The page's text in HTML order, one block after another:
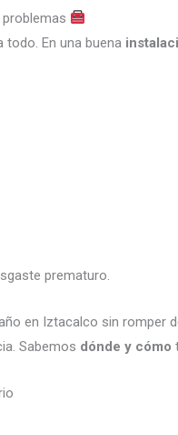
En una buena
prematuro.
en Iztacalco sin romper
Sabemos dónde y cómo